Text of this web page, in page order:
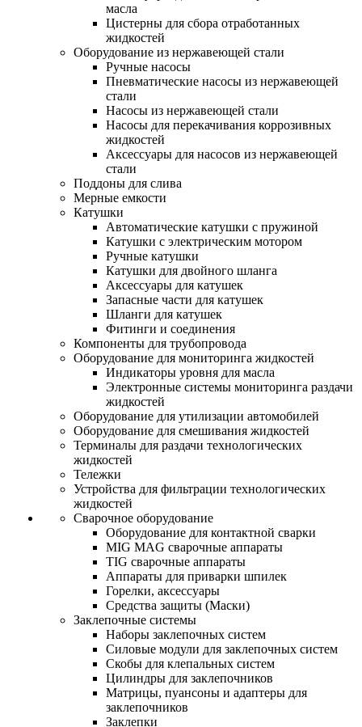
масла
Цистерны для сбора отработанных
жидкостей
Оборудование из нержавеющей стали
Ручные насосы
Пневматические насосы из нержавеющей
стали
Насосы из нержавеющей стали
Насосы для перекачивания коррозивных
жидкостей
Аксессуары для насосов из нержавеющей
стали
Поддоны для слива
Мерные емкости
Катушки
Автоматические катушки с пружиной
Катушки с электрическим мотором
Ручные катушки
Катушки для двойного шланга
Аксессуары для катушек
Запасные части для катушек
Шланги для катушек
Фитинги и соединения
Компоненты для трубопровода
Оборудование для мониторинга жидкостей
Индикаторы уровня для масла
Электронные системы мониторинга раздачи
жидкостей
Оборудование для утилизации автомобилей
Оборудование для смешивания жидкостей
Терминалы для раздачи технологических
жидкостей
Тележки
Устройства для фильтрации технологических
жидкостей
Сварочное оборудование
Оборудование для контактной сварки
MIG MAG сварочные аппараты
TIG сварочные аппараты
Аппараты для приварки шпилек
Горелки, аксессуары
Средства защиты (Маски)
Заклепочные системы
Наборы заклепочных систем
Силовые модули для заклепочных систем
Скобы для клепальных систем
Цилиндры для заклепочников
Матрицы, пуансоны и адаптеры для
заклепочников
Заклепки